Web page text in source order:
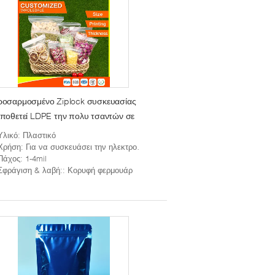
Ziplock συσκευασίας
LDPE την πολυ τσαντών σε
τροφίμων σφραγίδα πιασιμάτων
σαφή
: Πλαστικό
: Για να συσκευάσει την ηλεκτρονική και τα ηλεκτρονικά στοιχεία, το νόμισμα, κ.λπ.
: 1-4mil
& λαβή:: Κορυφή φερμουάρ